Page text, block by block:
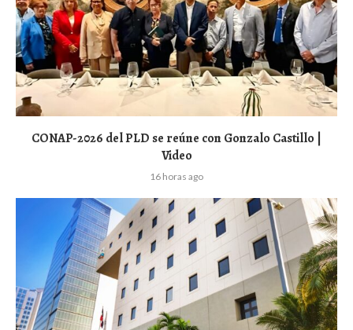
CONAP-2026 del PLD se reúne con Gonzalo Castillo |
Video
16 horas ago